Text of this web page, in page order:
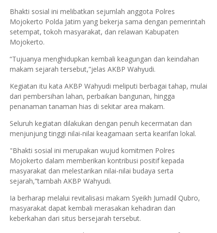
Bhakti sosial ini melibatkan sejumlah anggota Polres
Mojokerto Polda Jatim yang bekerja sama dengan pemerintah
setempat, tokoh masyarakat, dan relawan Kabupaten
Mojokerto.
“Tujuanya menghidupkan kembali keagungan dan keindahan
makam sejarah tersebut,”jelas AKBP Wahyudi.
Kegiatan itu kata AKBP Wahyudi meliputi berbagai tahap, mulai
dari pembersihan lahan, perbaikan bangunan, hingga
penanaman tanaman hias di sekitar area makam.
Seluruh kegiatan dilakukan dengan penuh kecermatan dan
menjunjung tinggi nilai-nilai keagamaan serta kearifan lokal.
"Bhakti sosial ini merupakan wujud komitmen Polres
Mojokerto dalam memberikan kontribusi positif kepada
masyarakat dan melestarikan nilai-nilai budaya serta
sejarah,”tambah AKBP Wahyudi.
Ia berharap melalui revitalisasi makam Syeikh Jumadil Qubro,
masyarakat dapat kembali merasakan kehadiran dan
keberkahan dari situs bersejarah tersebut.